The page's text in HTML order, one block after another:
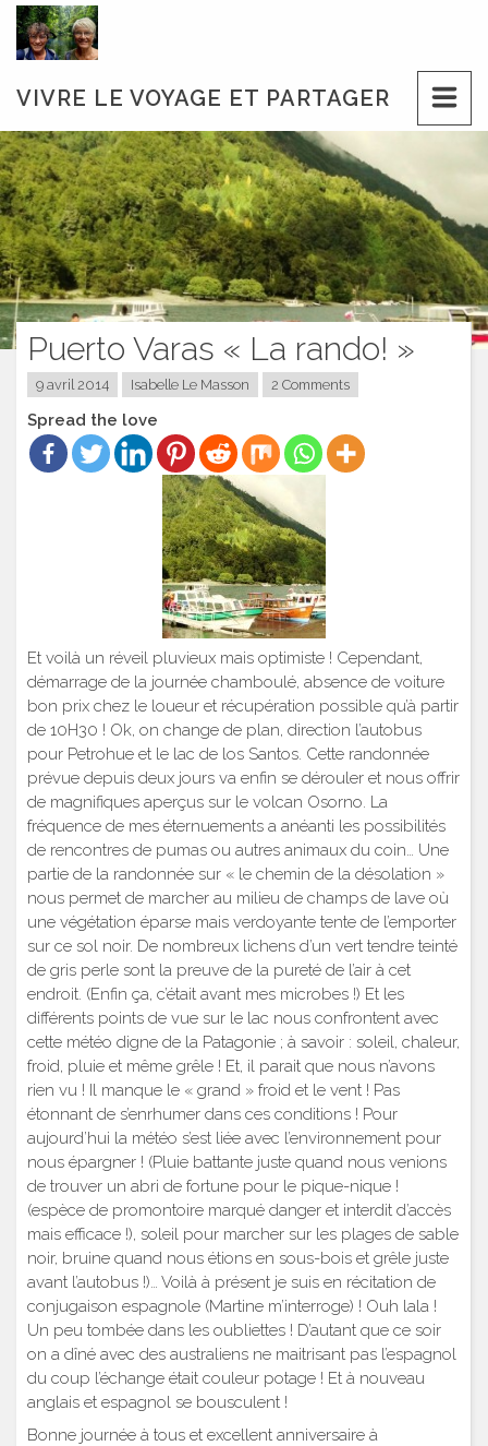
Skip
content
VIVRE LE VOYAGE ET PARTAGER
Puerto Varas « La rando! »
9 avril 2014 Isabelle Le Masson 2 Comments
Spread the love
Et voilà un réveil pluvieux mais optimiste ! Cependant,
démarrage de la journée chamboulé, absence de voiture
bon prix chez le loueur et récupération possible qu’à partir
de 10H30 ! Ok, on change de plan, direction l’autobus
pour Petrohue et le lac de los Santos. Cette randonnée
prévue depuis deux jours va enfin se dérouler et nous offrir
de magnifiques aperçus sur le volcan Osorno. La
fréquence de mes éternuements a anéanti les possibilités
de rencontres de pumas ou autres animaux du coin… Une
partie de la randonnée sur « le chemin de la désolation »
nous permet de marcher au milieu de champs de lave où
une végétation éparse mais verdoyante tente de l’emporter
sur ce sol noir. De nombreux lichens d’un vert tendre teinté
de gris perle sont la preuve de la pureté de l’air à cet
endroit. (Enfin ça, c’était avant mes microbes !) Et les
différents points de vue sur le lac nous confrontent avec
cette météo digne de la Patagonie ; à savoir : soleil, chaleur,
froid, pluie et même grêle ! Et, il parait que nous n’avons
rien vu ! Il manque le « grand » froid et le vent ! Pas
étonnant de s’enrhumer dans ces conditions ! Pour
aujourd’hui la météo s’est liée avec l’environnement pour
nous épargner ! (Pluie battante juste quand nous venions
de trouver un abri de fortune pour le pique-nique !
(espèce de promontoire marqué danger et interdit d’accès
mais efficace !), soleil pour marcher sur les plages de sable
noir, bruine quand nous étions en sous-bois et grêle juste
avant l’autobus !)… Voilà à présent je suis en récitation de
conjugaison espagnole (Martine m’interroge) ! Ouh lala !
Un peu tombée dans les oubliettes ! D’autant que ce soir
on a dîné avec des australiens ne maitrisant pas l’espagnol
du coup l’échange était couleur potage ! Et à nouveau
anglais et espagnol se bousculent !
Bonne journée à tous et excellent anniversaire à